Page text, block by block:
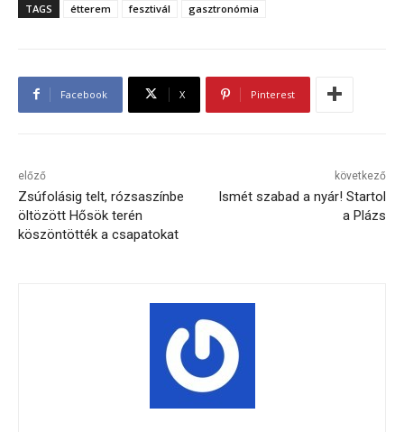
TAGS étterem fesztivál gasztronómia
Facebook X Pinterest
előző
Zsúfolásig telt, rózsaszínbe
öltözött Hősök terén
köszöntötték a csapatokat
következő
Ismét szabad a nyár! Startol
a Plázs